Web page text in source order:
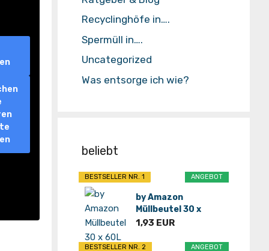
Recyclinghöfe in….
Spermüll in….
Uncategorized
Was entsorge ich wie?
beliebt
ANGEBOT
BESTSELLER NR. 1
by Amazon
Müllbeutel 30 x
60L*
1,93 EUR
ANGEBOT
BESTSELLER NR. 2